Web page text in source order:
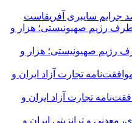
طرف رژیم صهیونیستی؛ هزار و
تجارت آزاد ایران و